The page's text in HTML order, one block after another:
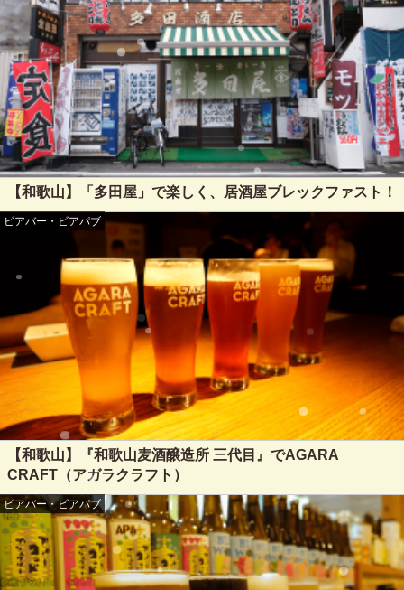
【和歌山】「多田屋」で楽しく、居酒屋ブレックファスト！
ビアバー・ビアパブ
【和歌山】『和歌山麦酒醸造所 三代目』でAGARA
CRAFT（アガラクラフト）
ビアバー・ビアパブ